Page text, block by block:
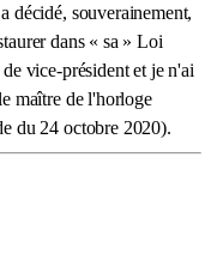
décidé, souverainement,
dans « sa » Loi
vice-président et je n'ai
maître de l'horloge
du 24 octobre 2020).